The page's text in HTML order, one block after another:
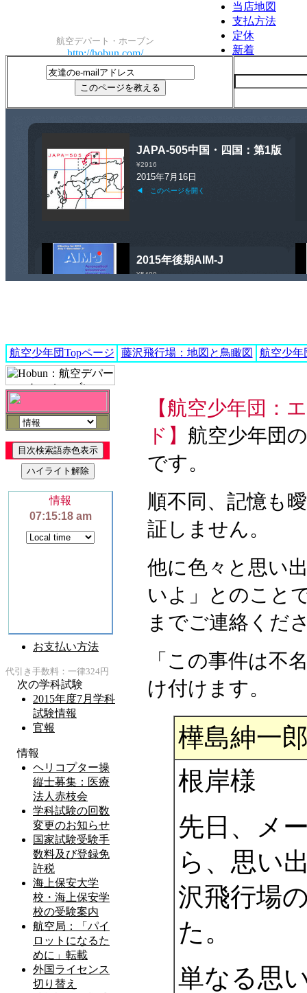
航空少年団Topページ 藤沢飛行場：地図と鳥瞰図 航空少年
【航空少年団：
ド】 航空少年団
です。
順不同、記憶も
証しません。
他に色々と思い
いよ」とのこと
までご連絡くだ
「この事件は不
け付けます。
樺島紳一
根岸様
先日、メ
ら、思い
沢飛行場
た。
単なる思